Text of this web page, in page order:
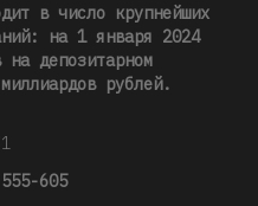
в число крупнейших
на 1 января 2024
на депозитарном
рублей.
605